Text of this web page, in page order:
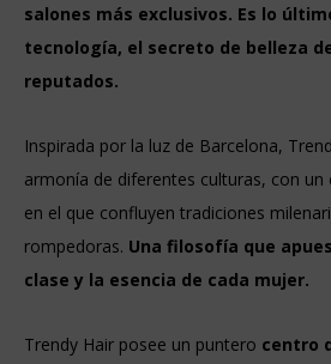
salones más exclusivos. Es lo
tecnología, el secreto de belleza
reputados.
Inspirada por la luz de Barcelona,
armonía de diferentes culturas, con
en el que confluyen tradiciones
rompedoras. Una filosofía que
clase y la esencia de cada mujer.
Trendy Hair posee un puntero centro